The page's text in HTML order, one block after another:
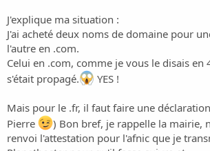
J'explique ma situation :
J'ai acheté deux noms de domaine pour
l'autre en .com.
Celui en .com, comme je vous le disais
s'était propagé.
YES !
Mais pour le .fr, il faut faire une
Pierre
) Bon bref, je rappelle la mairie,
renvoi l'attestation pour l'afnic que je